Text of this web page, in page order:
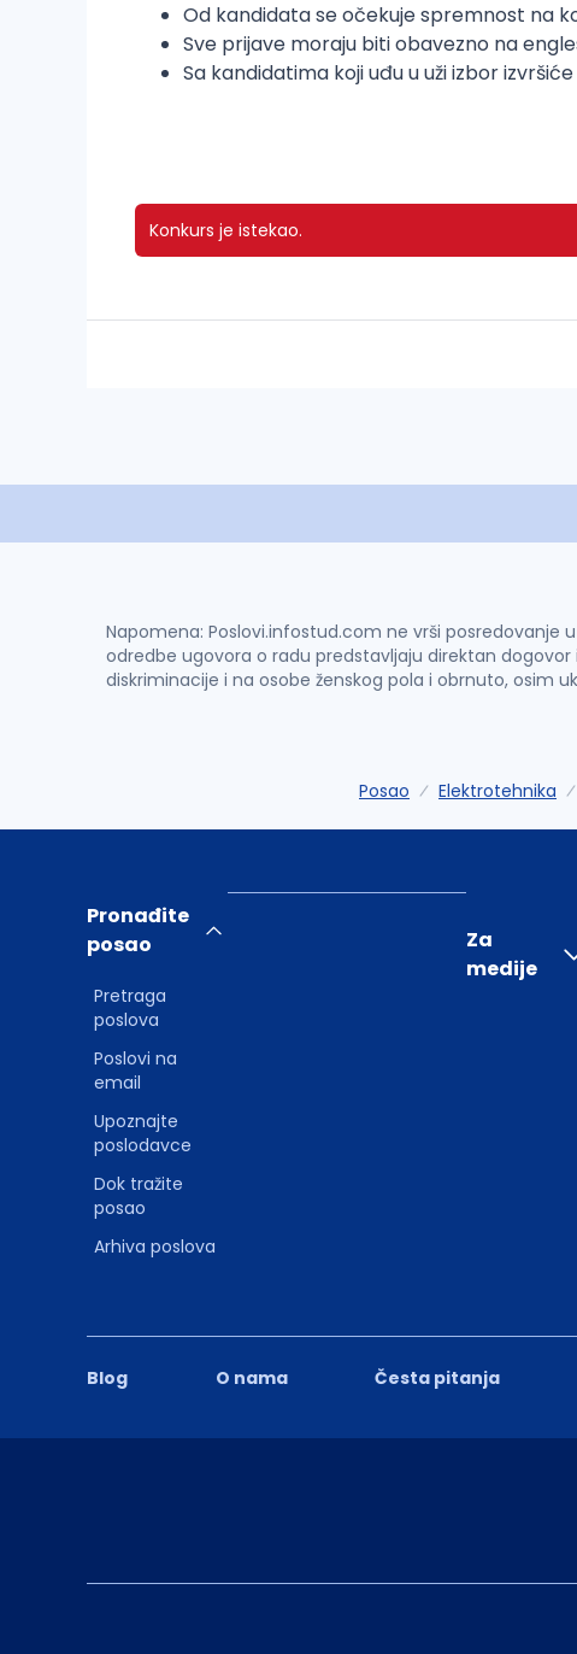
Od kandidata se očekuje spremnost na
Sve prijave moraju biti obavezno na
Sa kandidatima koji uđu u uži izbor
Konkurs je istekao.
Napomena: Poslovi.infostud.com ne vrši posredovanje
odredbe ugovora o radu predstavljaju direktan
diskriminacije i na osobe ženskog pola i obrnuto, osim
Posao Elektrotehnika
Blog O nama Česta pitanja
Pronađite
posao
Pretraga
poslova
Poslovi na
email
Upoznajte
poslodavce
Dok tražite
posao
Arhiva poslova
Za
medije